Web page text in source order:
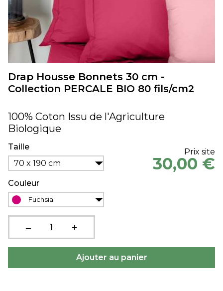
Drap Housse Bonnets 30 cm -
Collection PERCALE BIO 80 fils/cm2
100% Coton Issu de l'Agriculture
Biologique
Taille
70 x 190 cm
Couleur
Fuchsia
Prix site
30,00 €